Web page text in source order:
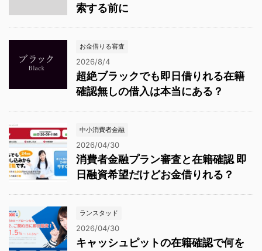
索する前に
お金借りる審査
2026/8/4
超絶ブラックでも即日借りれる在籍
確認無しの借入は本当にある？
中小消費者金融
2026/04/30
消費者金融プラン審査と在籍確認 即
日融資希望だけどお金借りれる？
ランスタッド
2026/04/30
キャッシュピットの在籍確認で何を